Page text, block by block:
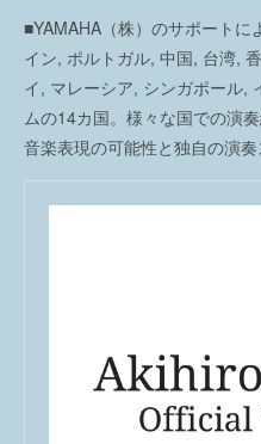
■YAMAHA（株）のサポート
イン, ポルトガル, 中国, 台湾,
イ, マレーシア, シンガポール,
ムの14カ国。様々な国での演
音楽表現の可能性と独自の演奏